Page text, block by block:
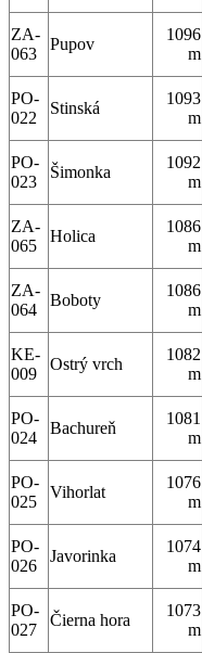
ZA-
063
Pupov
1096
m
PO-
022
Stinská
1093
m
PO-
023
Šimonka
1092
m
ZA-
065
Holica
1086
m
ZA-
064
Boboty
1086
m
KE-
009
Ostrý vrch
1082
m
PO-
024
Bachureň
1081
m
PO-
025
Vihorlat
1076
m
PO-
026
Javorinka
1074
m
PO-
027
Čierna hora
1073
m